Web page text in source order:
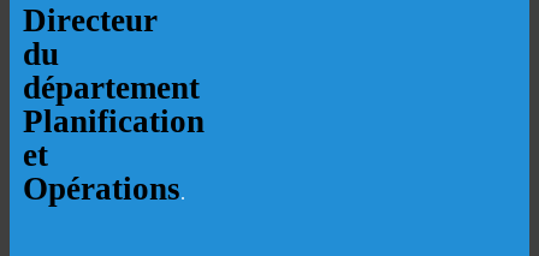
Directeur
du
département
Planification
et
Opérations.